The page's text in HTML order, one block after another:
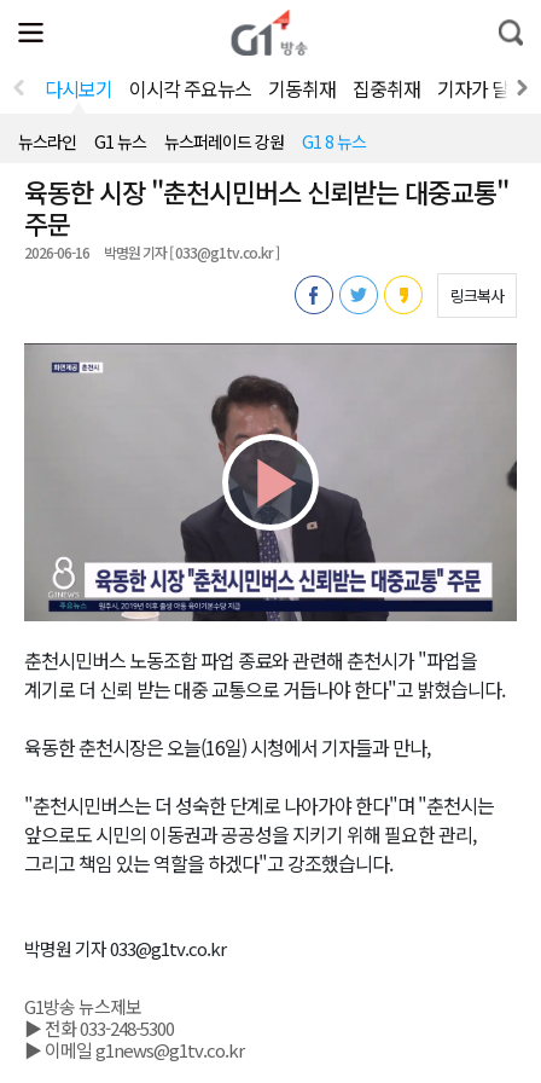
전
체
뉴
열
통
합
색
다시보기 이시각 주요뉴스 기동취재 집중취재 기자가 달려
뉴스라인 G1 뉴스 뉴스퍼레이드 강원 G1 8 뉴스
육동한 시장 "춘천시민버스 신뢰받는 대중교통"
주문
2026-06-16 박명원 기자 [ 033@g1tv.co.kr ]
링크복사
Play
Video
춘천시민버스 노동조합 파업 종료와 관련해 춘천시가 "파업을
계기로 더 신뢰 받는 대중 교통으로 거듭나야 한다"고 밝혔습니다.
육동한 춘천시장은 오늘(16일) 시청에서 기자들과 만나,
"춘천시민버스는 더 성숙한 단계로 나아가야 한다"며 "춘천시는
앞으로도 시민의 이동권과 공공성을 지키기 위해 필요한 관리,
그리고 책임 있는 역할을 하겠다"고 강조했습니다.
박명원 기자 033@g1tv.co.kr
G1방송 뉴스제보
▶ 전화 033-248-5300
▶ 이메일 g1news@g1tv.co.kr